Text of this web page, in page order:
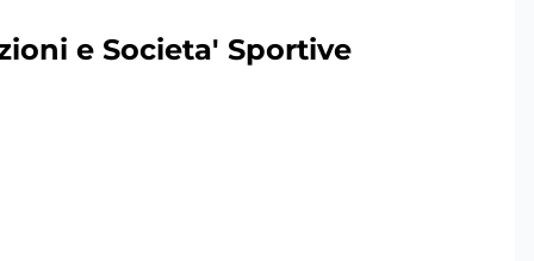
e Societa' Sportive